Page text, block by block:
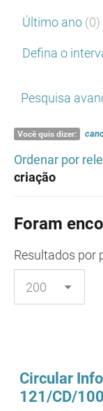
Último ano (0)
Defina o
Pesquisa
Você quis dizer:
Ordenar por
criação
Foram
Resultados por
Circular
121/CD/